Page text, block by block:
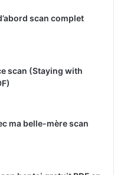
scan complet
scan (Staying with
ma belle-mère scan